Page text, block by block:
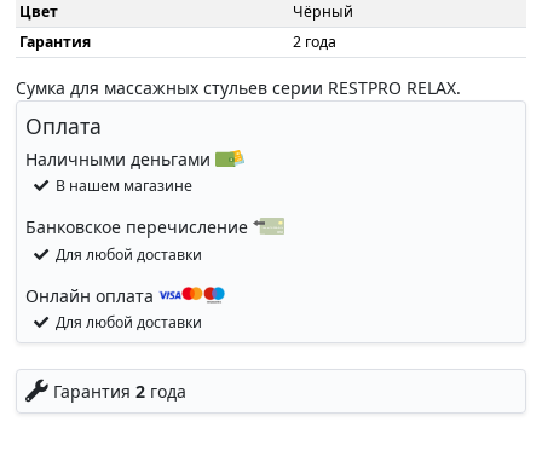
Цвет
Чёрный
Гарантия
2 года
Сумка для массажных стульев серии RESTPRO RELAX.
Оплата
Наличными деньгами
В нашем магазине
Банковское перечисление
Для любой доставки
Онлайн оплата
Для любой доставки
Гарантия 2года